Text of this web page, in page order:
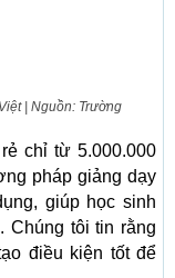
| Nguồn: Trường
chỉ từ 5.000.000
pháp giảng dạy
giúp học sinh
Chúng tôi tin rằng
điều kiện tốt để